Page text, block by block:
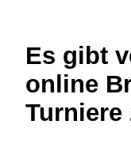
Es gibt
online
Turniere